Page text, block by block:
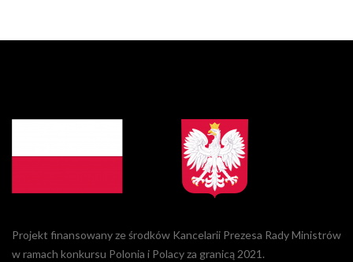
Projekt finansowany ze środków Kancelarii Prezesa Rady Ministrów
w ramach konkursu Polonia i Polacy za granicą 2021.